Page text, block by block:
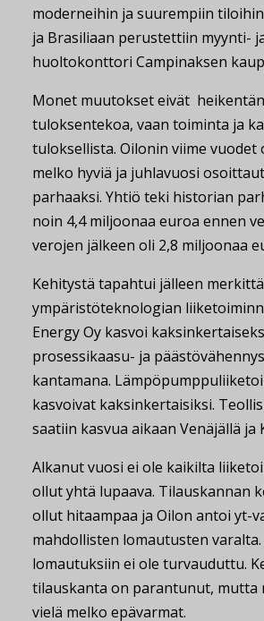
moderneihin ja suurempiin
ja Brasiliaan perustettiin myynti-
huoltokonttori Campinaksen
Monet muutokset eivät
tuloksentekoa, vaan toiminta ja
tuloksellista. Oilonin viime vuodet
melko hyviä ja juhlavuosi
parhaaksi. Yhtiö teki historian
noin 4,4 miljoonaa euroa ennen
verojen jälkeen oli 2,8 miljoonaa
Kehitystä tapahtui jälleen
ympäristöteknologian
Energy Oy kasvoi
prosessikaasu- ja
kantamana.
kasvoivat kaksinkertaisiksi.
saatiin kasvua aikaan Venäjällä ja
Alkanut vuosi ei ole kaikilta
ollut yhtä lupaava. Tilauskannan
ollut hitaampaa ja Oilon antoi yt-
mahdollisten lomautusten
lomautuksiin ei ole turvauduttu.
tilauskanta on parantunut, mutta
vielä melko epävarmat.